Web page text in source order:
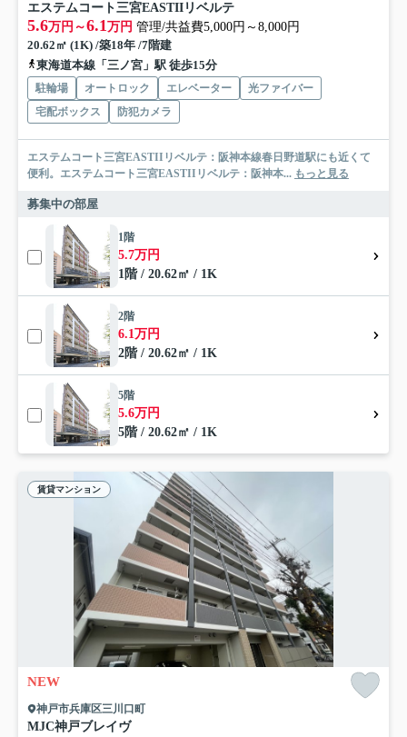
エステムコート三宮EASTIIリベルテ
5.6万円～6.1万円 管理/共益費5,000円～8,000円
20.62㎡ (1K) /築18年 /7階建
東海道本線「三ノ宮」駅 徒歩15分
駐輪場 オートロック エレベーター
光ファイバー
宅配ボックス
防犯カメラ
エステムコート三宮EASTIIリベルテ：阪神本線春日野道駅にも近くて
便利。エステムコート三宮EASTIIリベルテ：阪神本... もっと見る
募集中の部屋
1階
5.7万円
1階 / 20.62㎡ / 1K
2階
6.1万円
2階 / 20.62㎡ / 1K
5階
5.6万円
5階 / 20.62㎡ / 1K
賃貸マンション
NEW
神戸市兵庫区三川口町
MJC神戸ブレイヴ